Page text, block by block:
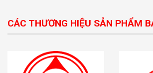
CÁC THƯƠNG HIỆU SẢN PHẨM